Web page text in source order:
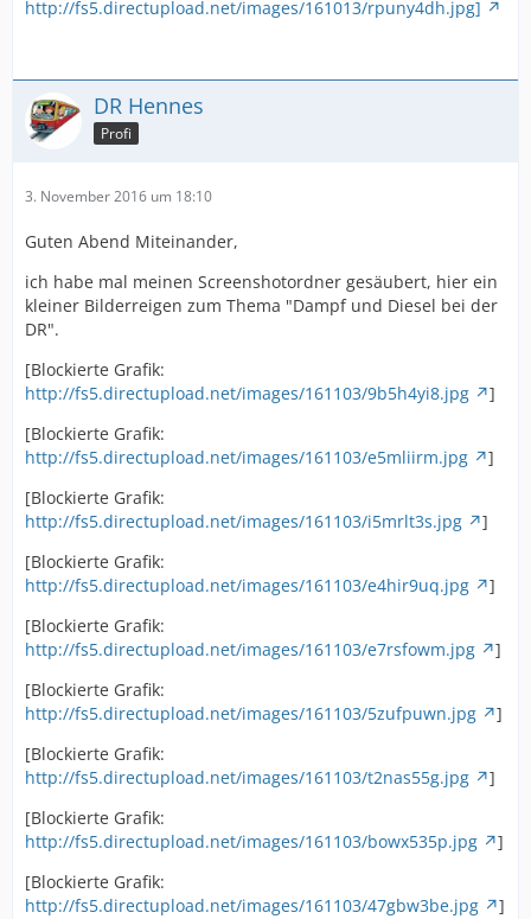
http://fs5.directupload.net/images/161013/rpuny4dh.jpg]
DR Hennes
Profi
3. November 2016 um 18:10
Guten Abend Miteinander,
ich habe mal meinen Screenshotordner gesäubert, hier ein
kleiner Bilderreigen zum Thema "Dampf und Diesel bei der
DR".
[Blockierte Grafik:
http://fs5.directupload.net/images/161103/9b5h4yi8.jpg
]
[Blockierte Grafik:
http://fs5.directupload.net/images/161103/e5mliirm.jpg
]
[Blockierte Grafik:
http://fs5.directupload.net/images/161103/i5mrlt3s.jpg
]
[Blockierte Grafik:
http://fs5.directupload.net/images/161103/e4hir9uq.jpg
]
[Blockierte Grafik:
http://fs5.directupload.net/images/161103/e7rsfowm.jpg
]
[Blockierte Grafik:
http://fs5.directupload.net/images/161103/5zufpuwn.jpg
]
[Blockierte Grafik:
http://fs5.directupload.net/images/161103/t2nas55g.jpg
]
[Blockierte Grafik:
http://fs5.directupload.net/images/161103/bowx535p.jpg
]
[Blockierte Grafik:
http://fs5.directupload.net/images/161103/47gbw3be.jpg
]